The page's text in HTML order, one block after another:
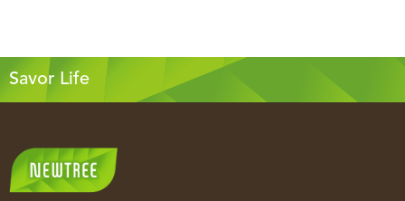
Savor Life